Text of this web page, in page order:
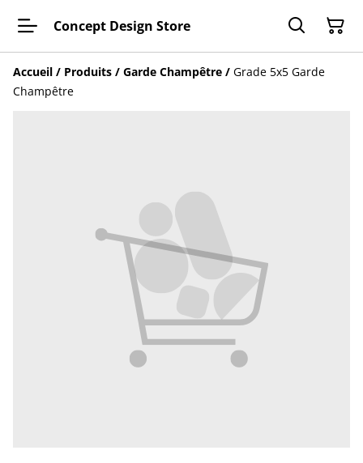
Concept Design Store
Accueil / Produits / Garde Champêtre / Grade 5x5 Garde
Champêtre